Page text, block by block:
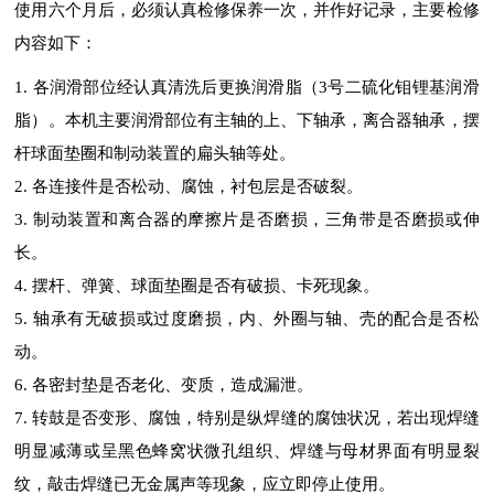
使用六个月后，必须认真检修保养一次，并作好记录，主要检修
内容如下：
1. 各润滑部位经认真清洗后更换润滑脂（3号二硫化钼锂基润滑
脂）。本机主要润滑部位有主轴的上、下轴承，离合器轴承，摆
杆球面垫圈和制动装置的扁头轴等处。
2. 各连接件是否松动、腐蚀，衬包层是否破裂。
3. 制动装置和离合器的摩擦片是否磨损，三角带是否磨损或伸
长。
4. 摆杆、弹簧、球面垫圈是否有破损、卡死现象。
5. 轴承有无破损或过度磨损，内、外圈与轴、壳的配合是否松
动。
6. 各密封垫是否老化、变质，造成漏泄。
7. 转鼓是否变形、腐蚀，特别是纵焊缝的腐蚀状况，若出现焊缝
明显减薄或呈黑色蜂窝状微孔组织、焊缝与母材界面有明显裂
纹，敲击焊缝已无金属声等现象，应立即停止使用。